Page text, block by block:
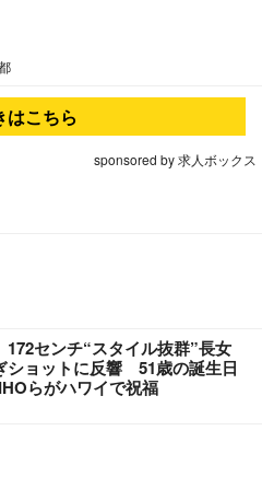
はこちら
sponsored by 求人ボックス
172センチ“スタイル抜群”長女
ショットに反響 51歳の誕生日
らがハワイで祝福